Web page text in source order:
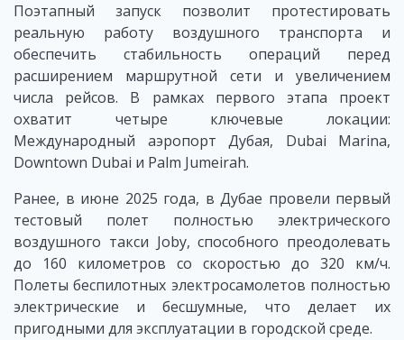
Поэтапный запуск позволит протестировать
реальную работу воздушного транспорта и
обеспечить стабильность операций перед
расширением маршрутной сети и увеличением
числа рейсов. В рамках первого этапа проект
охватит четыре ключевые локации:
Международный аэропорт Дубая, Dubai Marina,
Downtown Dubai и Palm Jumeirah.
Ранее, в июне 2025 года, в Дубае провели первый
тестовый полет полностью электрического
воздушного такси Joby, способного преодолевать
до 160 километров со скоростью до 320 км/ч.
Полеты беспилотных электросамолетов полностью
электрические и бесшумные, что делает их
пригодными для эксплуатации в городской среде.